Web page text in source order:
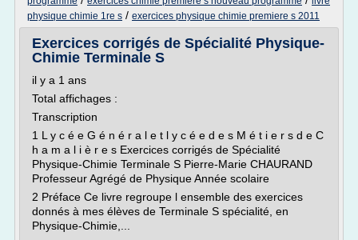
physique chimie 1re s / exercices physique chimie premiere s 2011
Exercices corrigés de Spécialité Physique-
Chimie Terminale S
il y a 1 ans
Total affichages :
Transcription
1 L y c é e G é n é r a l e t l y c é e d e s M é t i e r s d e C
h a m a l i è r e s Exercices corrigés de Spécialité
Physique-Chimie Terminale S Pierre-Marie CHAURAND
Professeur Agrégé de Physique Année scolaire
2 Préface Ce livre regroupe l ensemble des exercices
donnés à mes élèves de Terminale S spécialité, en
Physique-Chimie,...